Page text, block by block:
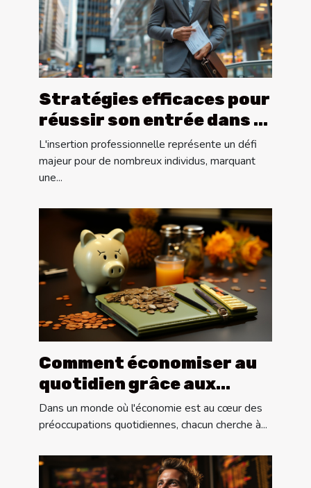
Stratégies efficaces pour
réussir son entrée dans le
marché du travail
L'insertion professionnelle représente un défi
majeur pour de nombreux individus, marquant
une...
Comment économiser au
quotidien grâce aux
astuces sur Internet
Dans un monde où l'économie est au cœur des
préoccupations quotidiennes, chacun cherche à...